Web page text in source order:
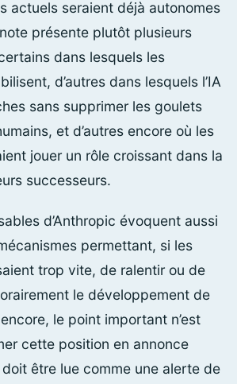
actuels seraient déjà autonomes
présente plutôt plusieurs
dans lesquels les
d’autres dans lesquels l’IA
sans supprimer les goulets
et d’autres encore où les
jouer un rôle croissant dans la
successeurs.
d’Anthropic évoquent aussi
permettant, si les
trop vite, de ralentir ou de
le développement de
le point important n’est
cette position en annonce
être lue comme une alerte de